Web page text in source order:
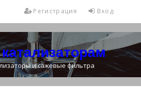
Вход
Регистрация
и сажевые фильтра